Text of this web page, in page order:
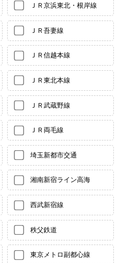
ＪＲ京浜東北・根岸線
ＪＲ吾妻線
ＪＲ信越本線
ＪＲ東北本線
ＪＲ武蔵野線
ＪＲ両毛線
埼玉新都市交通
湘南新宿ライン高海
西武新宿線
秩父鉄道
東京メトロ副都心線